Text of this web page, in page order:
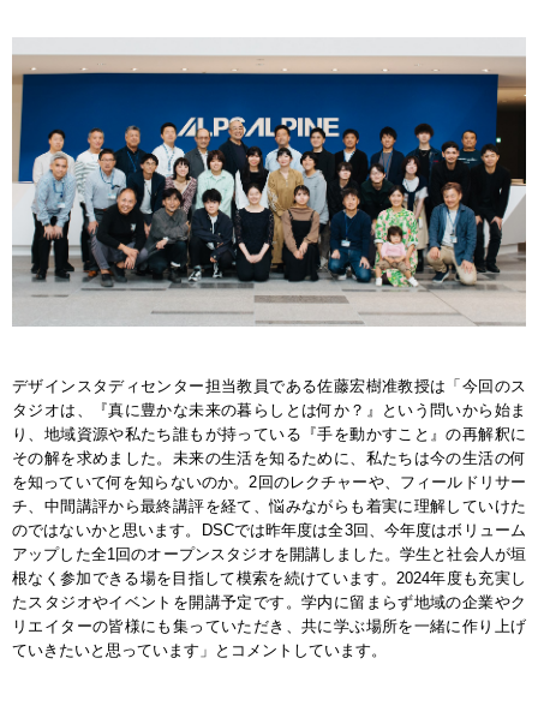
デザインスタディセンター担当教員である佐藤宏樹准教授は「今回のス
タジオは、『真に豊かな未来の暮らしとは何か？』という問いから始ま
り、地域資源や私たち誰もが持っている『手を動かすこと』の再解釈に
その解を求めました。未来の生活を知るために、私たちは今の生活の何
を知っていて何を知らないのか。2回のレクチャーや、フィールドリサー
チ、中間講評から最終講評を経て、悩みながらも着実に理解していけた
のではないかと思います。DSCでは昨年度は全3回、今年度はボリューム
アップした全1回のオープンスタジオを開講しました。学生と社会人が垣
根なく参加できる場を目指して模索を続けています。2024年度も充実し
たスタジオやイベントを開講予定です。学内に留まらず地域の企業やク
リエイターの皆様にも集っていただき、共に学ぶ場所を一緒に作り上げ
ていきたいと思っています」とコメントしています。